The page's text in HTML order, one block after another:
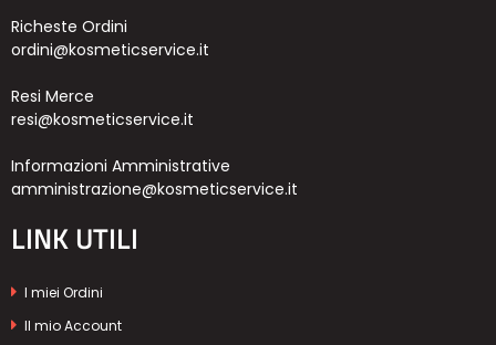
Richeste Ordini
ordini@kosmeticservice.it
Resi Merce
resi@kosmeticservice.it
Informazioni Amministrative
amministrazione@kosmeticservice.it
LINK UTILI
I miei Ordini
Il mio Account